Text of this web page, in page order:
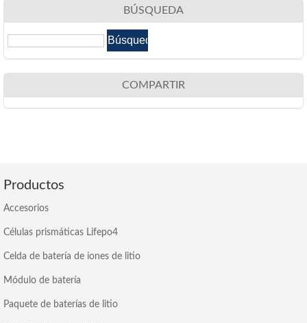
BÚSQUEDA
COMPARTIR
Productos
Accesorios
Células prismáticas Lifepo4
Celda de batería de iones de litio
Módulo de batería
Paquete de baterías de litio